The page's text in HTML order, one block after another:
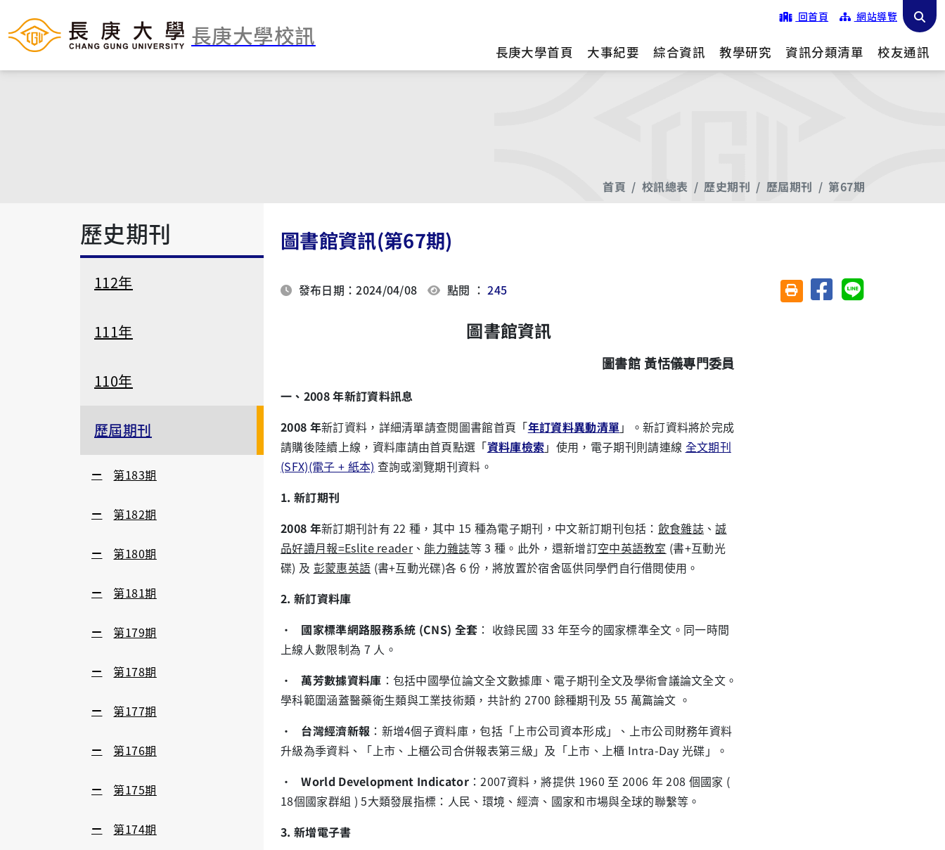
長庚大學校訊
回首頁 網站導覽
長庚大學首頁 大事紀要 綜合資訊 教學研究 資訊分類清單 校友通訊
首頁 校訊總表 歷史期刊 歷屆期刊 第67期
歷史期刊
112年
111年
110年
歷屆期刊
第183期
第182期
第180期
第181期
第179期
第178期
第177期
第176期
第175期
第174期
圖書館資訊(第67期)
發布日期：2024/04/08 點閱 ：245 友善列印(另開視窗)
分享至臉書分享至 Line
圖書館資訊
圖書館 黃恬儀專門委員
一、2008 年新訂資料訊息
2008 年新訂資料，詳細清單請查閱圖書館首頁「年訂資料異動清單」。新訂資料將於完成
請購後陸續上線，資料庫請由首頁點選「資料庫檢索」使用，電子期刊則請連線 全文期刊
(SFX)(電子 + 紙本) 查詢或瀏覽期刊資料。
1. 新訂期刊
2008 年新訂期刊計有 22 種，其中 15 種為電子期刊，中文新訂期刊包括： 飲食雜誌 、誠
品好讀月報=Eslite reader、 能力雜誌等 3 種。此外，還新增訂空中英語教室 (書+互動光
碟) 及 彭蒙惠英語 (書+互動光碟)各 6 份，將放置於宿舍區供同學們自行借閱使用。
2. 新訂資料庫
· 國家標準網路服務系統 (CNS) 全套 ： 收錄民國 33 年至今的國家標準全文。同一時間
上線人數限制為 7 人。
·萬芳數據資料庫 ：包括中國學位論文全文數據庫、電子期刊全文及學術會議論文全文。
學科範圍涵蓋醫藥衛生類與工業技術類，共計約 2700 餘種期刊及 55 萬篇論文 。
· 台灣經濟新報 ：新增4個子資料庫，包括「上市公司資本形成」、上市公司財務年資料
升級為季資料、「上市、上櫃公司合併報表第三級」及「上市、上櫃 Intra-Day 光碟」。
·World Development Indicator：2007資料，將提供 1960 至 2006 年 208 個國家 (
18個國家群組 ) 5大類發展指標：人民、環境、經濟、國家和市場與全球的聯繫等。
3. 新增電子書